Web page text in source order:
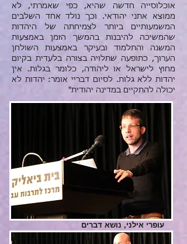
אוכלוסייה חדשה שהיא, כפי שאמרתי, לא
ממוצא אתני יהודאי. וכך נולד אחד השלבים
המשמעותיים ביותר לצמיחתה של היהדות
שהמשיכה להיבנות בהמשך הזמן באמצעות
המשנה והתלמוד ובעיקר באמצעות השולחן
הערוך, כתופעה שתלויה בצורה בלעדית בקיום
מחוץ לישראל או ליהודה, כלומר בגלות. אין
יהדות ללא גלות. לסיום דבריי אומר: יהדות לא
יכולה להתקיים במדינה יהודית"
עופרי אילני, נושא דברים